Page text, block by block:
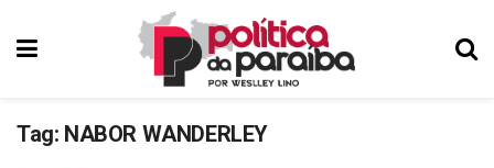
Tag: NABOR WANDERLEY